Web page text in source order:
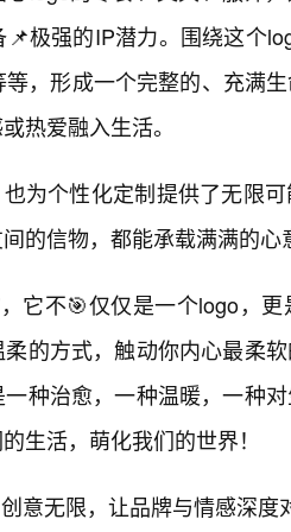
极强的IP潜力。围绕这个
，形成一个完整的、充满
热爱融入生活。
为个性化定制提供了无限可
的信物，都能承载满满的心
它不🎯仅仅是一个logo，
的方式，触动你内心最柔
种治愈，一种温暖，一种
生活，萌化我们的世界！
意无限，让品牌与情感深度